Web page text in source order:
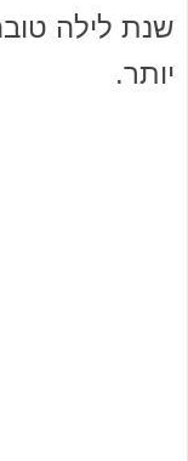
שנת לילה
יותר.